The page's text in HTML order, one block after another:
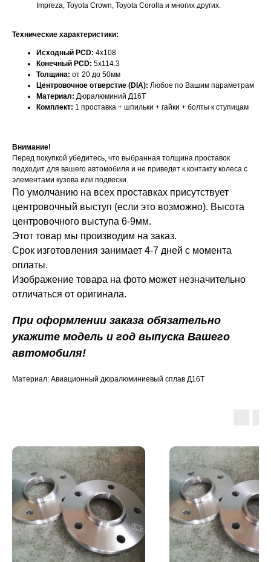
Impreza, Toyota Crown, Toyota Corolla и многих других.
Технические характеристики:
Исходный PCD: 4x108
Конечный PCD: 5x114.3
Толщина: от 20 до 50мм
Центровочное отверстие (DIA): Любое по Вашим параметрам
Материал: Дюралюминий Д16Т
Комплект: 1 проставка + шпильки + гайки + болты к ступицам
Внимание!
Перед покупкой убедитесь, что выбранная толщина проставок
подходит для вашего автомобиля и не приведет к контакту колеса с
элементами кузова или подвески.
По умолчанию на всех проставках присутствует
центровочный выступ (если это возможно). Высота
центровочного выступа 6-9мм.
Этот товар мы производим на заказ.
Срок изготовления занимает 4-7 дней с момента
оплаты.
Изображение товара на фото может незначительно
отличаться от оригинала.
При оформлении заказа обязательно
укажите модель и год выпуска Вашего
автомобиля!
Материал: Авиационный дюралюминиевый сплав Д16Т